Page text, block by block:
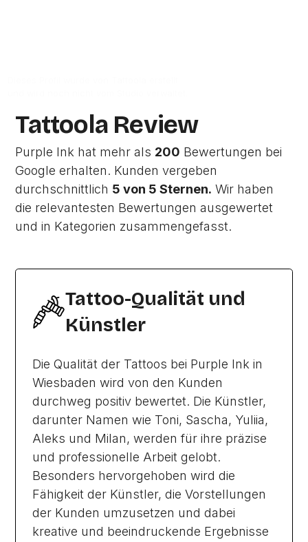
Tattoola Review
Purple Ink hat mehr als 200 Bewertungen bei
Google erhalten. Kunden vergeben
durchschnittlich 5 von 5 Sternen. Wir haben
die relevantesten Bewertungen ausgewertet
und in Kategorien zusammengefasst.
Tattoo-Qualität und
Künstler
Die Qualität der Tattoos bei Purple Ink in
Wiesbaden wird von den Kunden
durchweg positiv bewertet. Die Künstler,
darunter Namen wie Toni, Sascha, Yuliia,
Aleks und Milan, werden für ihre präzise
und professionelle Arbeit gelobt.
Besonders hervorgehoben wird die
Fähigkeit der Künstler, die Vorstellungen
der Kunden umzusetzen und dabei
kreative und beeindruckende Ergebnisse